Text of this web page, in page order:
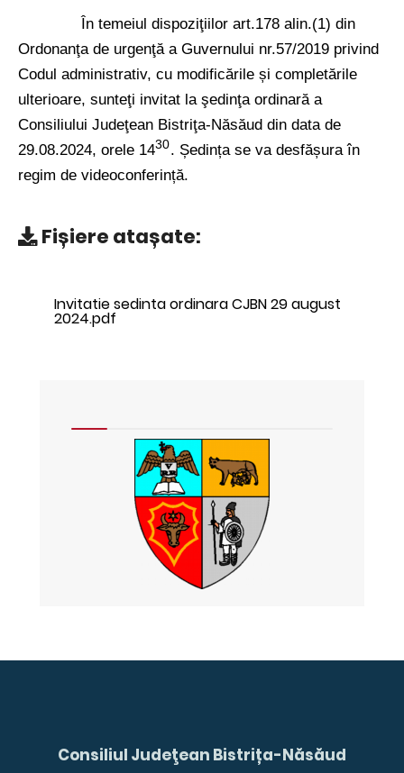
În temeiul dispoziţiilor art.178 alin.(1) din
Ordonanţa de urgenţă a Guvernului nr.57/2019 privind
Codul administrativ, cu modificările și completările
ulterioare, sunteţi invitat la şedinţa ordinară a
Consiliului Judeţean Bistriţa-Năsăud din data de
29.08.2024, orele 1430. Ședința se va desfășura în
regim de videoconferință.
Fișiere atașate:
Invitatie sedinta ordinara CJBN 29 august
2024.pdf
Consiliul Judeţean Bistrița-Năsăud